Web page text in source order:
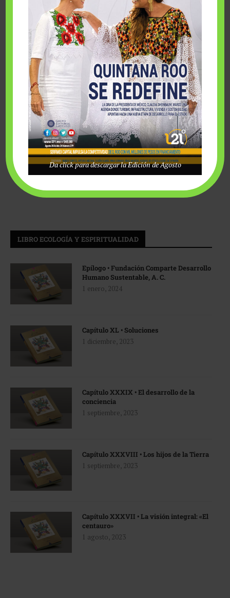
LIBRO ECOLOGÍA Y ESPIRITUALIDAD
Epílogo • Fundación Comparte Desarrollo
Humano Sustentable, A. C.
1 enero, 2024
Capítulo XL • Soluciones
1 diciembre, 2023
Capítulo XXXIX • El desarrollo de la
conciencia
1 septiembre, 2023
Capítulo XXXVIII • Los hijos de la Tierra
1 septiembre, 2023
Capítulo XXXVII • La visión integral: «El
centauro»
1 agosto, 2023
Da click para descargar la Edición de Agosto